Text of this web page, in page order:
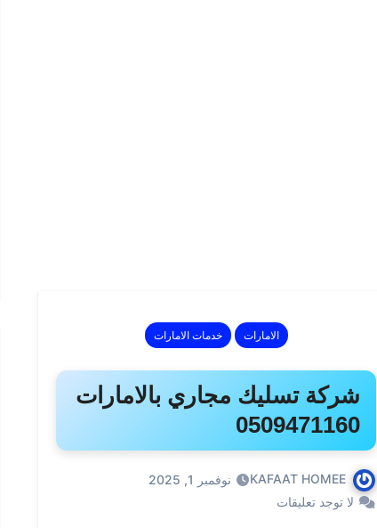
الامارات خدمات الامارات
شركة تسليك مجاري بالامارات
0509471160
KAFAAT HOMEE
نوفمبر 1, 2025
لا توجد تعليقات